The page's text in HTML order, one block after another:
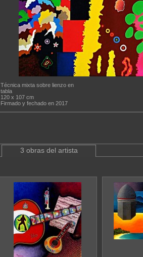
Técnica mixta sobre lienzo en
tabla
120 x 107 cm
Firmado y fechado en 2017
3 obras del artista